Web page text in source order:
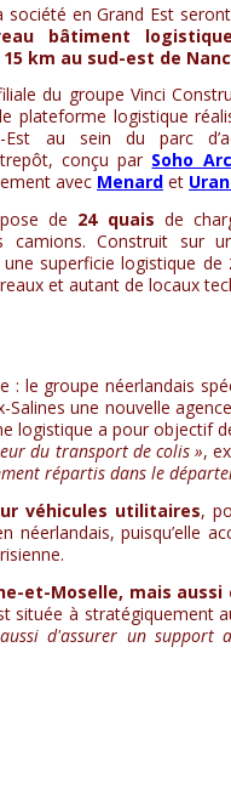
en Grand Est
bâtiment
km au sud-est de
du groupe Vinci
plateforme logistique
Est au sein du parc
conçu par Soho
avec Menard et
de 24 quais de
camions. Construit sur
superficie logistique de
et autant de locaux
: le groupe néerlandais
une nouvelle
logistique a pour objectif
du transport de colis »,
répartis dans le
véhicules utilitaires,
puisqu’elle
et-Moselle, mais aussi
située à stratégiquement
d'assurer un support